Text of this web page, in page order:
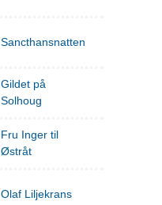
Sancthansnatten
Gildet på
Solhoug
Fru Inger til
Østråt
Olaf Liljekrans